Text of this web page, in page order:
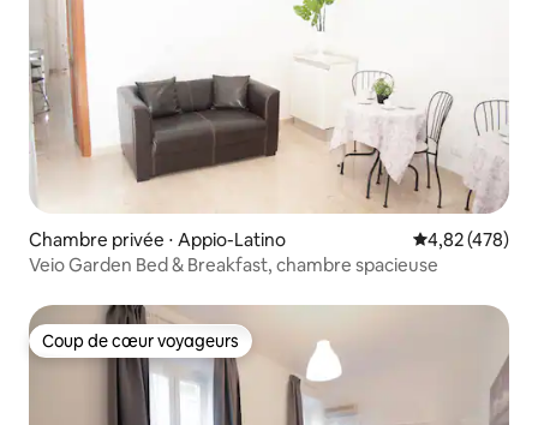
Chambre privée ⋅ Appio-Latino Évaluation
4,82 (478)
Veio Garden Bed & Breakfast, chambre spacieuse
Coup de cœur voyageurs
Coup de cœur voyageurs